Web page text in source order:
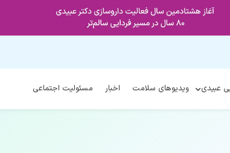
عبیدی ویدیوهای سلامت اخبار مسئولیت اجتماعی